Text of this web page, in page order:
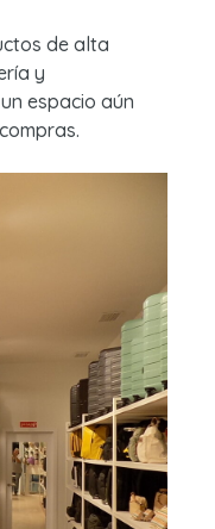
de alta
y
espacio aún